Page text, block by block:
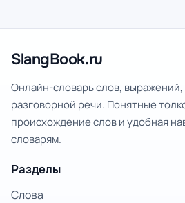
SlangBook.ru
Онлайн-словарь слов,
разговорной речи. Понятные
происхождение слов и удобная
словарям.
Разделы
Слова